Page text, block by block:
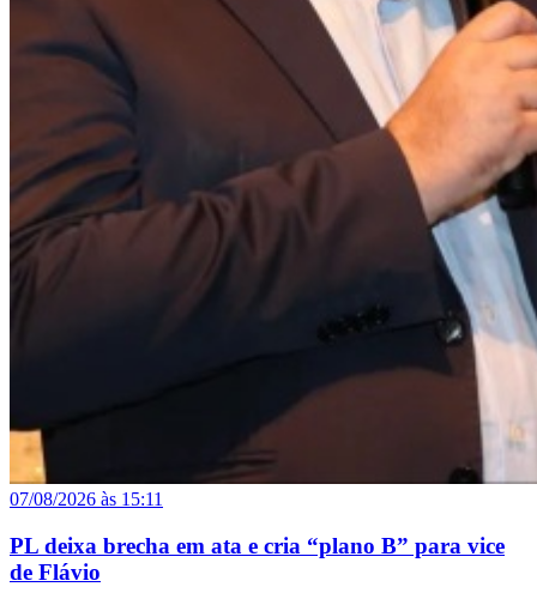
07/08/2026 às 15:11
PL deixa brecha em ata e cria “plano B” para vice
de Flávio